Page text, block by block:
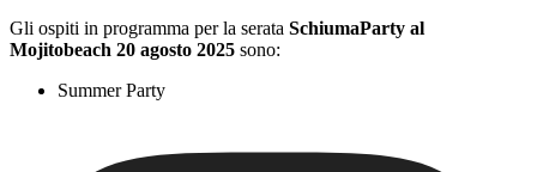
Gli ospiti in programma per la serata SchiumaParty al
Mojitobeach 20 agosto 2025 sono:
Summer Party